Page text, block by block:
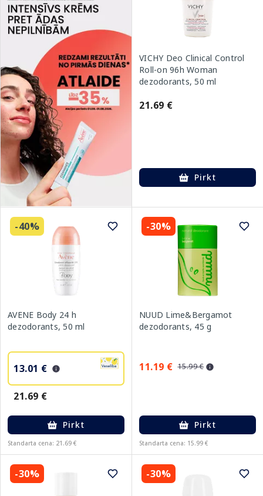
VICHY Deo Clinical Control
Roll-on 96h Woman
dezodorants, 50 ml
21.69 €
Pirkt
-40%
AVENE Body 24 h
dezodorants, 50 ml
13.01 €
21.69 €
Pirkt
Standarta cena: 21.69 €
-30%
NUUD Lime&Bergamot
dezodorants, 45 g
11.19 € 15.99 €
Pirkt
Standarta cena: 15.99 €
-30% -30%